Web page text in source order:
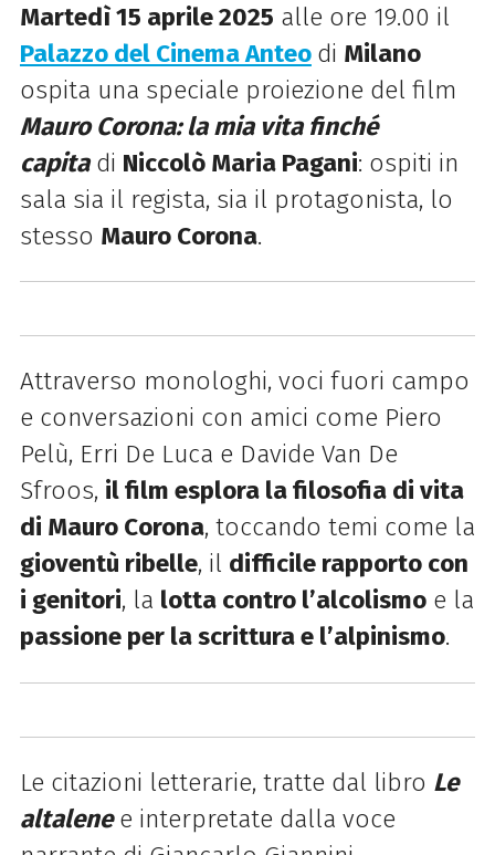
Martedì 15 aprile 2025 alle ore 19.00 il
Palazzo del Cinema Anteo di Milano
ospita una speciale proiezione del film
Mauro Corona: la mia vita finché
capitadi Niccolò Maria Pagani: ospiti in
sala sia il regista, sia il protagonista, lo
stesso Mauro Corona.
Attraverso monologhi, voci fuori campo
e conversazioni con amici come Piero
Pelù, Erri De Luca e Davide Van De
Sfroos, il film esplora la filosofia di vita
di Mauro Corona, toccando temi come la
gioventù ribelle, il difficile rapporto con
i genitori, la lotta contro l’alcolismoe la
passione per la scrittura e l’alpinismo.
Le citazioni letterarie, tratte dal libro Le
altalenee interpretate dalla voce